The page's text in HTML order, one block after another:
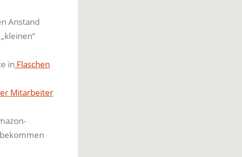
Anstand
in Flaschen
Mitarbeiter